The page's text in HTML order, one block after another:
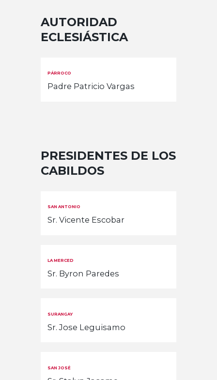
AUTORIDAD
ECLESIÁSTICA
PÁRROCO
Padre Patricio Vargas
PRESIDENTES DE LOS
CABILDOS
SAN ANTONIO
Sr. Vicente Escobar
LA MERCED
Sr. Byron Paredes
SURANGAY
Sr. Jose Leguisamo
SAN JOSÉ